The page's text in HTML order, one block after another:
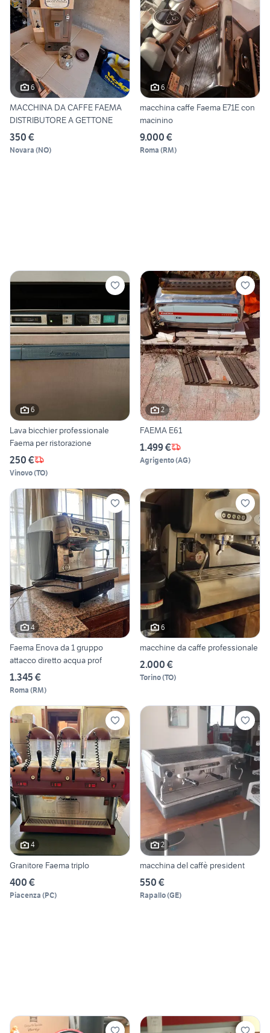
6
MACCHINA DA CAFFE FAEMA
DISTRIBUTORE A GETTONE
350 €
Novara (NO)
6
macchina caffe Faema E71E con
macinino
9.000 €
Roma (RM)
6
Lava bicchier professionale
Faema per ristorazione
250 €
Vinovo(TO)
2
FAEMA E61
1.499 €
Agrigento(AG)
4
Faema Enova da 1 gruppo
attacco diretto acqua prof
1.345 €
Roma (RM)
6
macchine da caffe professionale
2.000 €
Torino(TO)
4
Granitore Faema triplo
400 €
Piacenza (PC)
2
macchina del caffè president
550 €
Rapallo(GE)